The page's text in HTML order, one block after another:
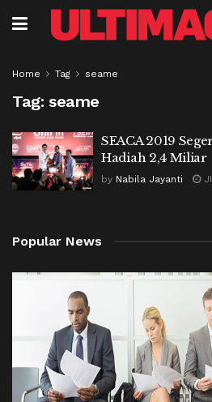
Home Tag seame
Tag: seame
SEACA 2019
Hadiah 2,4 Miliar
by Nabila Jayanti
Popular News